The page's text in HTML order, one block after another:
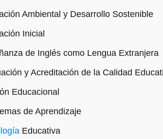
Ambiental y Desarrollo Sostenible
Inicial
de Inglés como Lengua Extranjera
y Acreditación de la Calidad
Educacional
de Aprendizaje
Educativa